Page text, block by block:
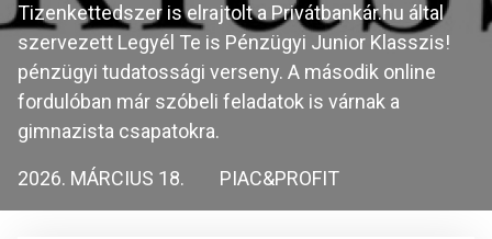
Tizenkettedszer is elrajtolt a Privátbankár.hu által
szervezett Legyél Te is Pénzügyi Junior Klasszis!
pénzügyi tudatossági verseny. A második online
fordulóban már szóbeli feladatok is várnak a
gimnazista csapatokra.
2026. MÁRCIUS 18. PIAC&PROFIT